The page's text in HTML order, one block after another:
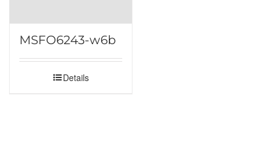
MSFO6243-w6b
Details